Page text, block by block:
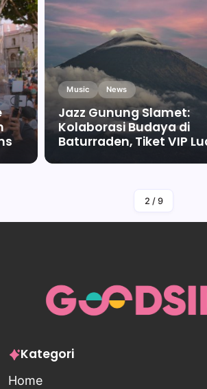
Music News
Jazz Gunung Slamet:
Kolaborasi Budaya di
Baturraden, Tiket VIP
By Falah Malaika Az Zahra
2 / 9
Kategori
Home